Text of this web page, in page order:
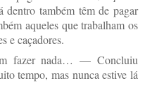
dentro também têm de pagar
aqueles que trabalham os
e caçadores.
fazer nada… — Concluiu
tempo, mas nunca estive lá